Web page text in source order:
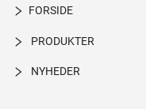
FORSIDE
PRODUKTER
NYHEDER